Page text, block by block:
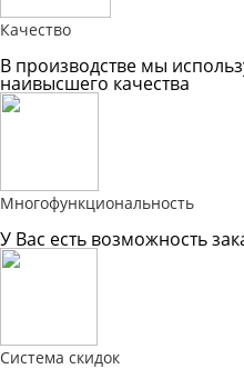
Качество
В производстве мы
наивысшего качества
Многофункциональность
У Вас есть возможность
Система скидок